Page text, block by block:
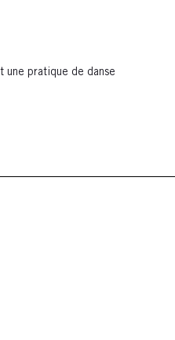
une pratique de danse